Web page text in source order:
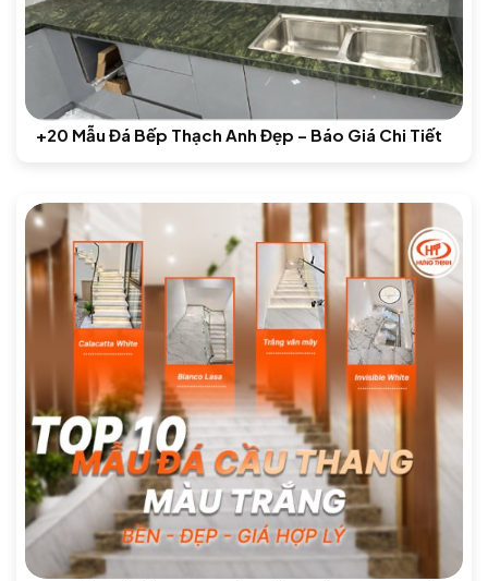
+20 Mẫu Đá Bếp Thạch Anh Đẹp – Báo Giá Chi Tiết